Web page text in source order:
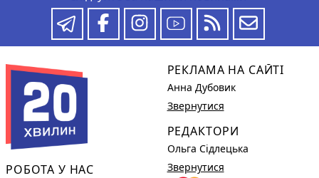
РОБОТА У НАС
РЕКЛАМА НА САЙТІ
Анна Дубовик
Звернутися
РЕДАКТОРИ
Ольга Сідлецька
Звернутися